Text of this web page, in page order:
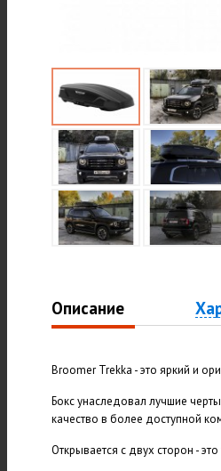
Описание
Broomer Trekka - это яркий и
Бокс унаследовал лучшие
качество в более доступной
Открывается с двух сторон -